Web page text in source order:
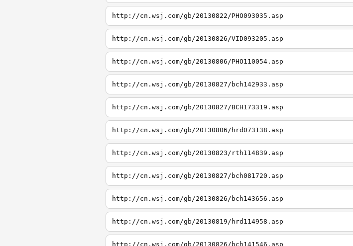
http://cn.wsj.com/gb/20130822/PHO093035.asp
http://cn.wsj.com/gb/20130826/VID093205.asp
http://cn.wsj.com/gb/20130806/PHO110054.asp
http://cn.wsj.com/gb/20130827/bch142933.asp
http://cn.wsj.com/gb/20130827/BCH173319.asp
http://cn.wsj.com/gb/20130806/hrd073138.asp
http://cn.wsj.com/gb/20130823/rth114839.asp
http://cn.wsj.com/gb/20130827/bch081720.asp
http://cn.wsj.com/gb/20130826/bch143656.asp
http://cn.wsj.com/gb/20130819/hrd114958.asp
http://cn.wsj.com/gb/20130826/bch141546.asp